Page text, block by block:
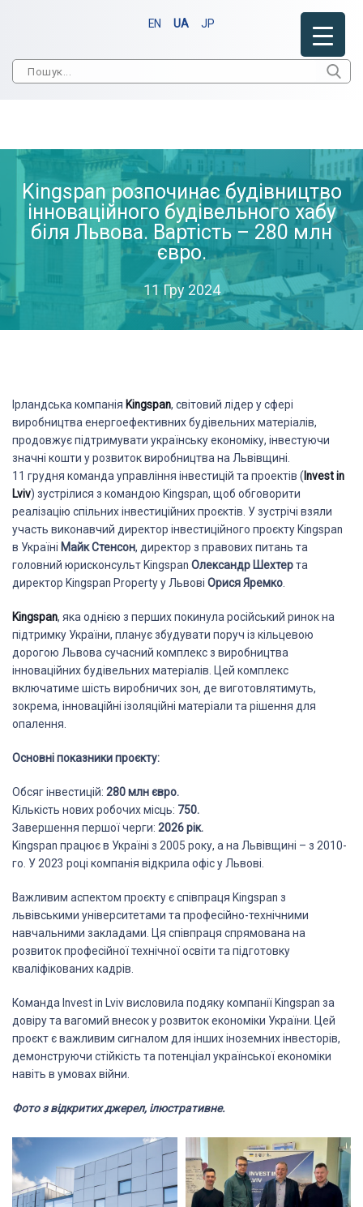
EN UA JP
Kingspan розпочинає будівництво
інноваційного будівельного хабу
біля Львова. Вартість – 280 млн
євро.
11 Гру 2024
Ірландська компанія Kingspan, світовий лідер у сфері
виробництва енергоефективних будівельних матеріалів,
продовжує підтримувати українську економіку, інвестуючи
значні кошти у розвиток виробництва на Львівщині.
11 грудня команда управління інвестицій та проектів ( Invest in
Lviv) зустрілися з командою Kingspan, щоб обговорити
реалізацію спільних інвестиційних проєктів. У зустрічі взяли
участь виконавчий директор інвестиційного проєкту Kingspan
в Україні Майк Стенсон, директор з правових питань та
головний юрисконсульт Kingspan Олександр Шехтерта
директор Kingspan Property у Львові Орися Яремко
Kingspan, яка однією з перших покинула російський ринок на
підтримку України, планує збудувати поруч із кільцевою
дорогою Львова сучасний комплекс з виробництва
інноваційних будівельних матеріалів. Цей комплекс
включатиме шість виробничих зон, де виготовлятимуть,
зокрема, інноваційні ізоляційні матеріали та рішення для
опалення.
Основні показники проєкту:
Обсяг інвестицій: 280 млн євро.
Кількість нових робочих місць: 750.
Завершення першої черги: 2026 рік.
Kingspan працює в Україні з 2005 року, а на Львівщині – з 2010-
го. У 2023 році компанія відкрила офіс у Львові.
Важливим аспектом проєкту є співпраця Kingspan з
львівськими університетами та професійно-технічними
навчальними закладами. Ця співпраця спрямована на
розвиток професійної технічної освіти та підготовку
кваліфікованих кадрів.
Команда Invest in Lviv висловила подяку компанії Kingspan за
довіру та вагомий внесок у розвиток економіки України. Цей
проєкт є важливим сигналом для інших іноземних інвесторів,
демонструючи стійкість та потенціал української економіки
навіть в умовах війни.
Фото з відкритих джерел, ілюстративне.